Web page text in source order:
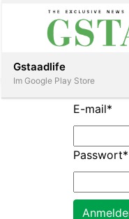
E-mail*
Passwort*
Gstaadlife
Im Google Play Store